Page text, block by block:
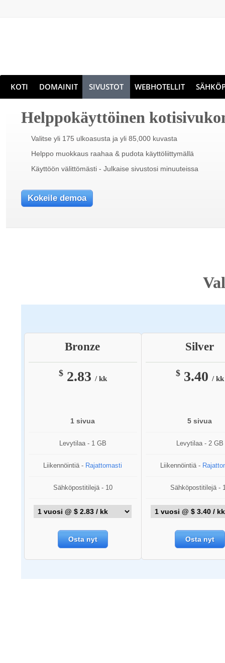
KOTI DOMAINIT SIVUSTOT WEBHOTELLIT
Helppokäyttöinen
Valitse yli 175 ulkoasusta ja yli 85,000 kuvasta
Helppo muokkaus raahaa & pudota käyttöliittymällä
Käyttöön välittömästi - Julkaise sivustosi minuuteissa
Kokeile demoa
Bronze
$2.83 / kk
1 sivua
Levytilaa - 1 GB
Liikennöintiä - Rajattomasti
Sähköpostitilejä - 10
Osta nyt
Silver
$3.40 / kk
5 sivua
Levytilaa - 2 GB
Liikennöintiä -
Sähköpostitilejä -
Osta nyt